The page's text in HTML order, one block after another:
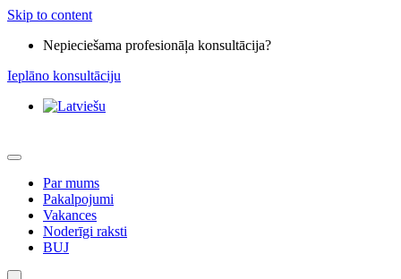
Skip to content
Nepieciešama profesionāļa konsultācija?
Ieplāno konsultāciju
Par mums
Pakalpojumi
Vakances
Noderīgi raksti
BUJ